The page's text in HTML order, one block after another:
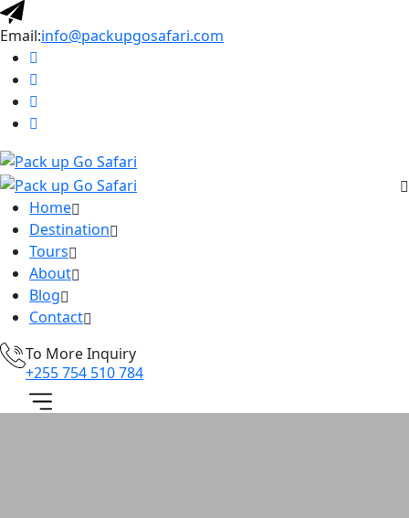
Email:info@packupgosafari.com
Home
Destination
Tours
About
Blog
Contact
To More Inquiry
+255 754 510 784